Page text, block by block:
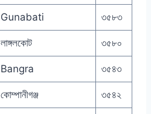
Gunabati ৩৫৮৩
লাঙ্গলকোট ৩৫৮০
Bangra ৩৫৪৩
কোম্পানীগঞ্জ ৩৫৪২